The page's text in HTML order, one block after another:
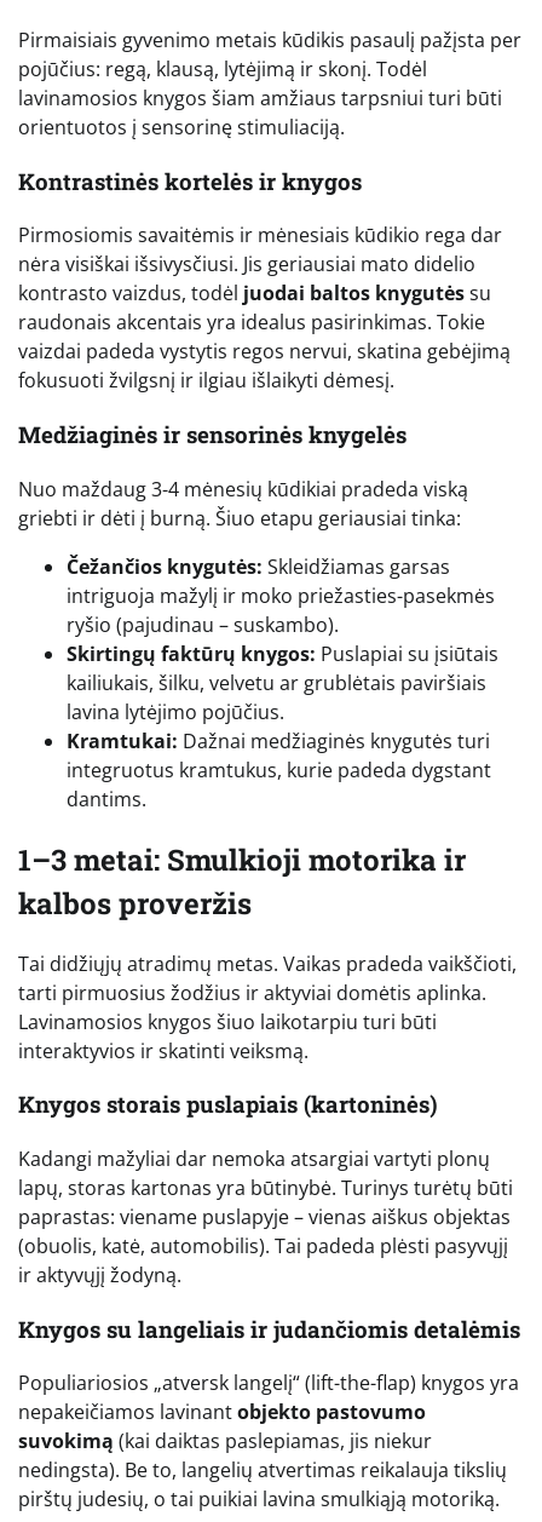
Pirmaisiais gyvenimo metais kūdikis pasaulį pažįsta per
pojūčius: regą, klausą, lytėjimą ir skonį. Todėl
lavinamosios knygos šiam amžiaus tarpsniui turi būti
orientuotos į sensorinę stimuliaciją.
Kontrastinės kortelės ir knygos
Pirmosiomis savaitėmis ir mėnesiais kūdikio rega dar
nėra visiškai išsivysčiusi. Jis geriausiai mato didelio
kontrasto vaizdus, todėl juodai baltos knygutėssu
raudonais akcentais yra idealus pasirinkimas. Tokie
vaizdai padeda vystytis regos nervui, skatina gebėjimą
fokusuoti žvilgsnį ir ilgiau išlaikyti dėmesį.
Medžiaginės ir sensorinės knygelės
Nuo maždaug 3-4 mėnesių kūdikiai pradeda viską
griebti ir dėti į burną. Šiuo etapu geriausiai tinka:
Čežančios knygutės: Skleidžiamas garsas
intriguoja mažylį ir moko priežasties-pasekmės
ryšio (pajudinau – suskambo).
Skirtingų faktūrų knygos: Puslapiai su įsiūtais
kailiukais, šilku, velvetu ar grublėtais paviršiais
lavina lytėjimo pojūčius.
Kramtukai: Dažnai medžiaginės knygutės turi
integruotus kramtukus, kurie padeda dygstant
dantims.
1–3 metai: Smulkioji motorika ir
kalbos proveržis
Tai didžiųjų atradimų metas. Vaikas pradeda vaikščioti,
tarti pirmuosius žodžius ir aktyviai domėtis aplinka.
Lavinamosios knygos šiuo laikotarpiu turi būti
interaktyvios ir skatinti veiksmą.
Knygos storais puslapiais (kartoninės)
Kadangi mažyliai dar nemoka atsargiai vartyti plonų
lapų, storas kartonas yra būtinybė. Turinys turėtų būti
paprastas: viename puslapyje – vienas aiškus objektas
(obuolis, katė, automobilis). Tai padeda plėsti pasyvųjį
ir aktyvųjį žodyną.
Knygos su langeliais ir judančiomis detalėmis
Populiariosios „atversk langelį“ (lift-the-flap) knygos yra
nepakeičiamos lavinantobjekto pastovumo
suvokimą (kai daiktas paslepiamas, jis niekur
nedingsta). Be to, langelių atvertimas reikalauja tikslių
pirštų judesių, o tai puikiai lavina smulkiąją motoriką.